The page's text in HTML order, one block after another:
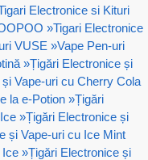
Electronice si Kituri
»Tigari Electronice
VUSE »Vape Pen-uri
»Țigări Electronice și
Vape-uri cu Cherry Cola
la e-Potion »Țigări
»Țigări Electronice și
și Vape-uri cu Ice Mint
Ice »Țigări Electronice și